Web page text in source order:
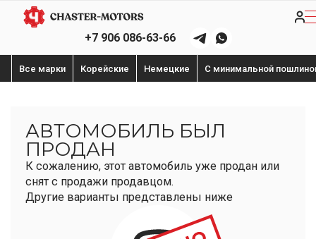
+7 906 086-63-66
Все марки Корейские Немецкие С минимальной
АВТОМОБИЛЬ БЫЛ
ПРОДАН
К сожалению, этот автомобиль уже продан или
снят с продажи продавцом.
Другие варианты представлены ниже